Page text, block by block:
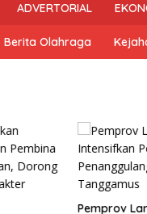
ADVERTORIAL
Berita Olahraga
Pemprov